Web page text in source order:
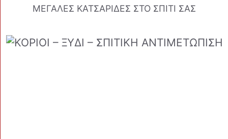
ΜΕΓΑΛΕΣ ΚΑΤΣΑΡΙΔΕΣ ΣΤΟ ΣΠΙΤΙ ΣΑΣ